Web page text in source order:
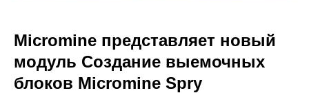
Micromine представляет новый
модуль Создание выемочных
блоков Micromine Spry